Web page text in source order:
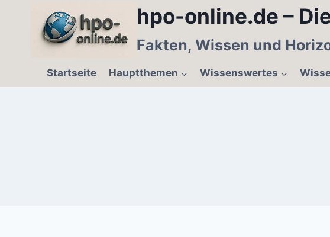
hpo-online.de –
Fakten, Wissen und
Startseite Hauptthemen Wissenswertes